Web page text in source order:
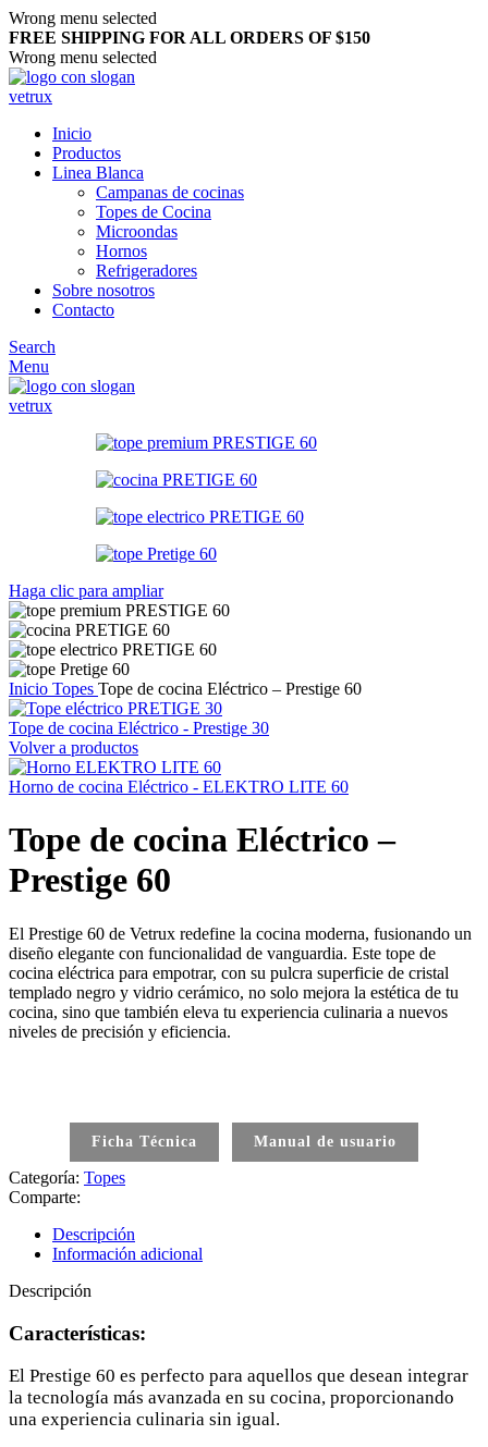
Wrong menu selected
FREE SHIPPING FOR ALL ORDERS OF $150
Wrong menu selected
Inicio
Productos
Linea Blanca
Campanas de cocinas
Topes de Cocina
Microondas
Hornos
Refrigeradores
Sobre nosotros
Contacto
Search
Menu
Haga clic para ampliar
Inicio Topes Tope de cocina Eléctrico – Prestige 60
Tope de cocina Eléctrico - Prestige 30
Volver a productos
Horno de cocina Eléctrico - ELEKTRO LITE 60
Tope de cocina Eléctrico –
Prestige 60
El Prestige 60 de Vetrux redefine la cocina moderna, fusionando un
diseño elegante con funcionalidad de vanguardia. Este tope de
cocina eléctrica para empotrar, con su pulcra superficie de cristal
templado negro y vidrio cerámico, no solo mejora la estética de tu
cocina, sino que también eleva tu experiencia culinaria a nuevos
niveles de precisión y eficiencia.
Ficha Técnica Manual de usuario
Categoría: Topes
Comparte:
Descripción
Información adicional
Descripción
Características:
El Prestige 60 es perfecto para aquellos que desean integrar
la tecnología más avanzada en su cocina, proporcionando
una experiencia culinaria sin igual.